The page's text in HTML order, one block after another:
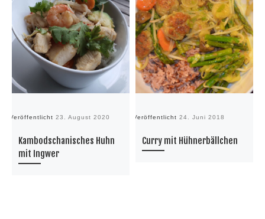
Veröffentlicht 23. August 2020
Kambodschanisches Huhn
mit Ingwer
Veröffentlicht 24. Juni 2018
Curry mit Hühnerbällchen